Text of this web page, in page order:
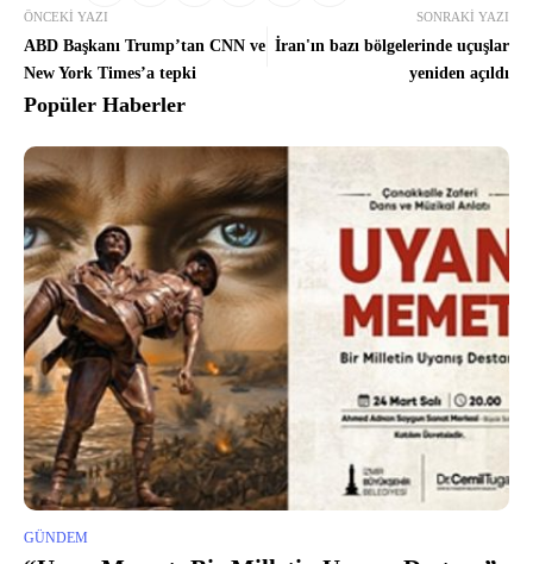
ÖNCEKI YAZI
ABD Başkanı Trump’tan CNN ve
New York Times’a tepki
SONRAKI YAZI
İran'ın bazı bölgelerinde uçuşlar
yeniden açıldı
Popüler Haberler
GÜNDEM